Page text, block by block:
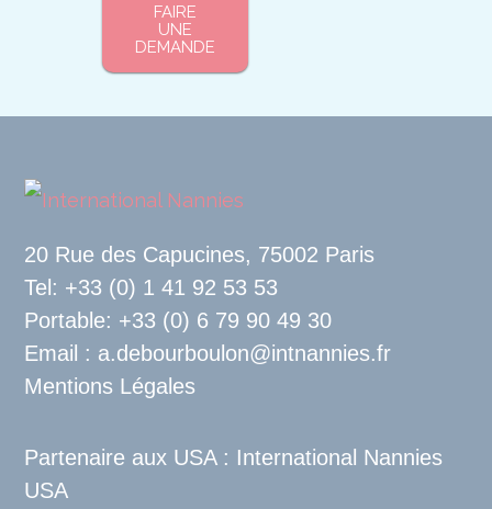
FAIRE
UNE
DEMANDE
20 Rue des Capucines, 75002 Paris
Tel: +33 (0) 1 41 92 53 53
Portable: +33 (0) 6 79 90 49 30
Email : a.debourboulon@intnannies.fr
Mentions Légales
Partenaire aux USA : International Nannies
USA